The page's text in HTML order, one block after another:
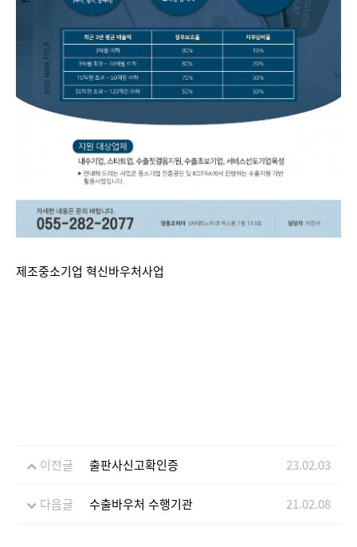
제조중소기업 혁신바우처사업
이전글 출판사신고확인증 23.02.03
다음글 수출바우처 수행기관 21.02.08